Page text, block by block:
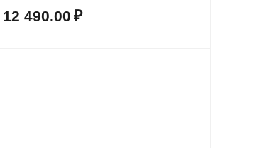
12 490.00 ₽